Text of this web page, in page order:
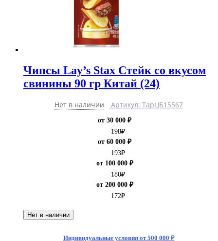
Чипсы Lay’s Stax Стейк со вкусом
свинины 90 гр Китай (24)
Нет в наличии Артикул: ТарЦБ15567
от 30 000 ₽
198₽
от 60 000 ₽
193₽
от 100 000 ₽
180₽
от 200 000 ₽
172₽
Нет в наличии
Индивидуальные условия от 500 000 ₽